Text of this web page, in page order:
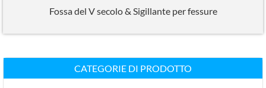
Fossa del V secolo & Sigillante per fessure
CATEGORIE DI PRODOTTO